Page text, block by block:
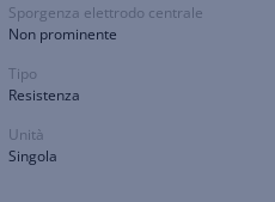
Sporgenza elettrodo centrale
Non prominente
Tipo
Resistenza
Unità
Singola